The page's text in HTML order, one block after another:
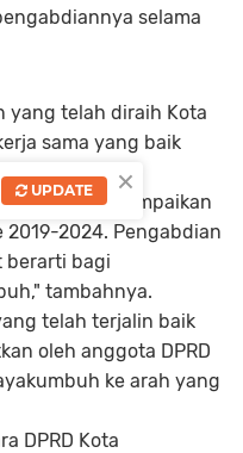
selama
yang telah diraih Kota
sama yang baik
saya sampaikan
2019-2024. Pengabdian
berarti bagi
tambahnya.
telah terjalin baik
oleh anggota DPRD
ke arah yang
DPRD Kota
×
UPDATE